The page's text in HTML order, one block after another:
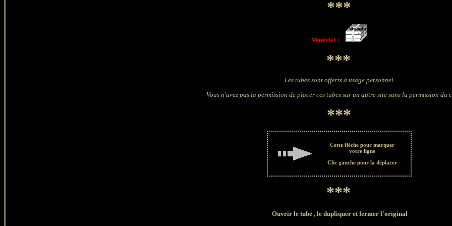
***
Matériel :
***
Les tubes sont offerts à usage personnel
Vous n'avez pas la permission de placer ces tubes sur un autre site sans la permission du
***
Cette flèche pour marquer
votre ligne
Clic gauche pour la déplacer
***
Ouvrir le tube , le dupliquer et fermer l'original